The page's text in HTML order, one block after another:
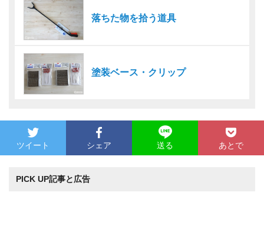
落ちた物を拾う道具
塗装ベース・クリップ
ツイート シェア 送る あとで
PICK UP記事と広告